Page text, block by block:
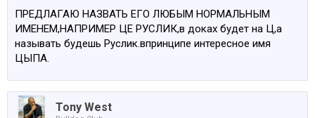
ПРЕДЛАГАЮ НАЗВАТЬ ЕГО ЛЮБЫМ НОРМАЛЬНЫМ
ИМЕНЕМ,НАПРИМЕР ЦЕ РУСЛИК,в доках будет на Ц,а
называть будешь Руслик.впринципе интересное имя
ЦЫПА.
Tony West